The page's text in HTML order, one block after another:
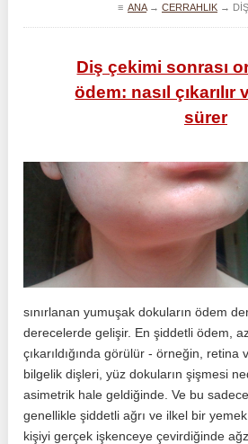
≡ ANA→ CERRAHLIK→
Diş çekimi sonrası
ödem: nasıl çıkarılır
sürer
sınırlanan yumuşak dokuların ödem
derecelerde gelişir. En şiddetli ödem,
çıkarıldığında görülür - örneğin, retina
bilgelik dişleri, yüz dokuların şişmesi
asimetrik hale geldiğinde. Ve bu sadece
genellikle şiddetli ağrı ve ilkel bir
kişiyi gerçek işkenceye çevirdiğinde